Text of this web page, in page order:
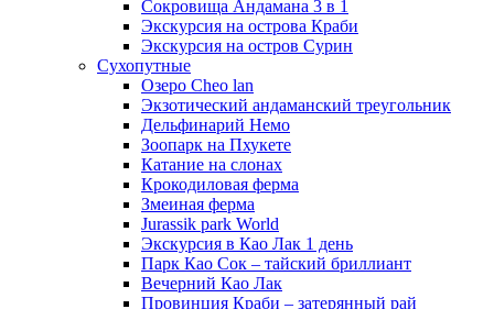
Сокровища Андамана 3 в 1
Экскурсия на острова Краби
Экскурсия на остров Сурин
Сухопутные
Озеро Cheo lan
Экзотический андаманский треугольник
Дельфинарий Немо
Зоопарк на Пхукете
Катание на слонах
Крокодиловая ферма
Змеиная ферма
Jurassik park World
Экскурсия в Као Лак 1 день
Парк Као Сок – тайский бриллиант
Вечерний Као Лак
Провинция Краби – затерянный рай